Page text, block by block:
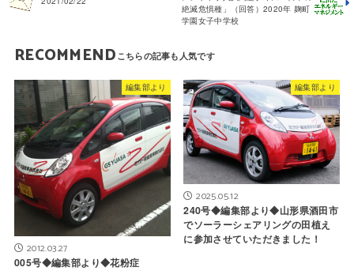
絶滅危惧種」（回答）2020年 麹町
学園女子中学校
RECOMMEND
編集部より
2012.03.27
005号◆編集部より◆花粉症
編集部より
2025.05.12
240号◆編集部より◆山形県酒田市
でソーラーシェアリングの田植え
に参加させていただきました！